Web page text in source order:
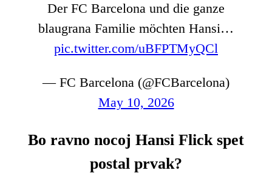
Der FC Barcelona und die ganze
blaugrana Familie möchten Hansi…
pic.twitter.com/uBFPTMyQCl
— FC Barcelona (@FCBarcelona)
May 10, 2026
Bo ravno nocoj Hansi Flick spet
postal prvak?